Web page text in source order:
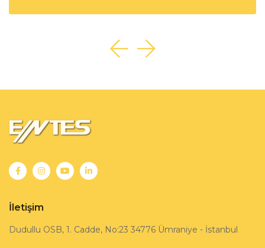
İletişim
Dudullu OSB, 1. Cadde, No:23 34776 Ümraniye - İstanbul